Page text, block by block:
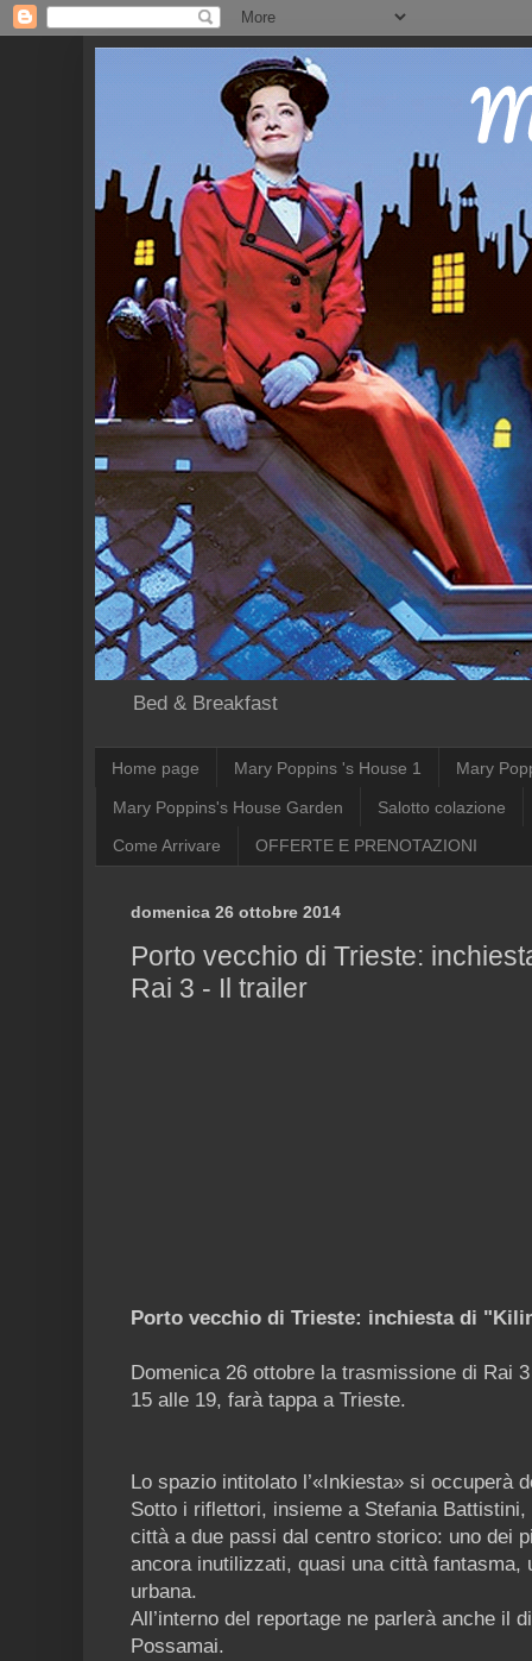
Bed & Breakfast
Home page Mary Poppins 's House 1 Mary
Mary Poppins's House Garden Salotto colazione
Come Arrivare OFFERTE E PRENOTAZIONI
domenica 26 ottobre 2014
Porto vecchio di Trieste:
Rai 3 - Il trailer
Porto vecchio di Trieste: inchiesta di
Domenica 26 ottobre la trasmissione di Rai
15 alle 19, farà tappa a Trieste.
Lo spazio intitolato l’«Inkiesta» si occuperà
Sotto i riflettori, insieme a Stefania
città a due passi dal centro storico: uno dei
ancora inutilizzati, quasi una città fantasma,
urbana.
All’interno del reportage ne parlerà anche il
Possamai.